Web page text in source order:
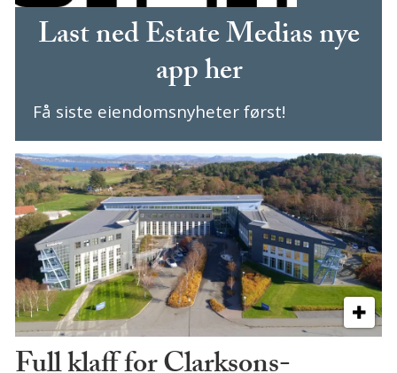
Last ned Estate Medias nye
app her
Få siste eiendomsnyheter først!